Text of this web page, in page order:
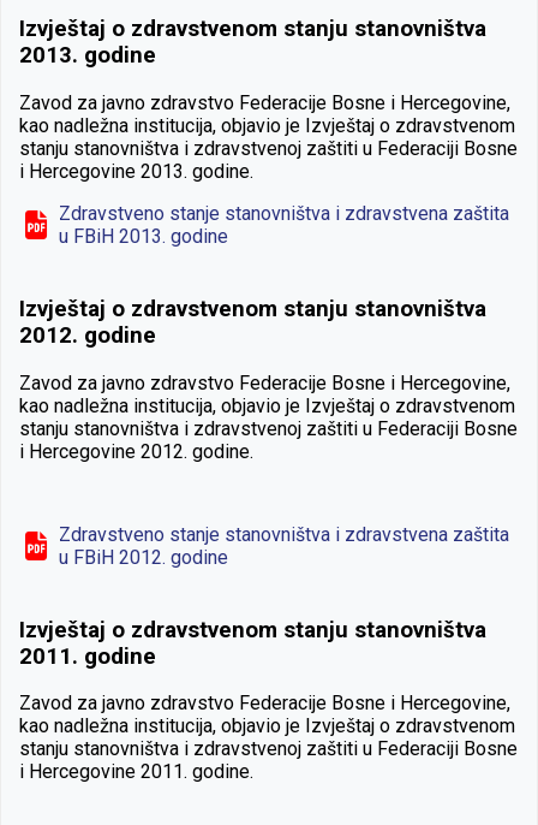
Izvještaj o zdravstvenom stanju stanovništva
2013. godine
Zavod za javno zdravstvo Federacije Bosne i Hercegovine,
kao nadležna institucija, objavio je Izvještaj o zdravstvenom
stanju stanovništva i zdravstvenoj zaštiti u Federaciji Bosne
i Hercegovine 2013. godine.
Zdravstveno stanje stanovništva i zdravstvena zaštita
u FBiH 2013. godine
Izvještaj o zdravstvenom stanju stanovništva
2012. godine
Zavod za javno zdravstvo Federacije Bosne i Hercegovine,
kao nadležna institucija, objavio je Izvještaj o zdravstvenom
stanju stanovništva i zdravstvenoj zaštiti u Federaciji Bosne
i Hercegovine 2012. godine.
Zdravstveno stanje stanovništva i zdravstvena zaštita
u FBiH 2012. godine
Izvještaj o zdravstvenom stanju stanovništva
2011. godine
Zavod za javno zdravstvo Federacije Bosne i Hercegovine,
kao nadležna institucija, objavio je Izvještaj o zdravstvenom
stanju stanovništva i zdravstvenoj zaštiti u Federaciji Bosne
i Hercegovine 2011. godine.